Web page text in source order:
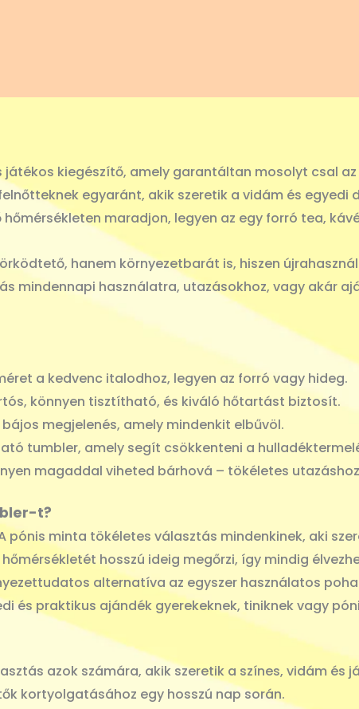
játékos kiegészítő, amely garantáltan mosolyt csal
egyaránt, akik szeretik a vidám és
maradjon, legyen az egy forró tea,
hanem környezetbarát is, hiszen
mindennapi használatra, utazásokhoz, vagy akár
a kedvenc italodhoz, legyen az forró vagy hideg.
könnyen tisztítható, és kiváló hőtartást biztosít.
bájos megjelenés, amely mindenkit elbűvöl.
tumbler, amely segít csökkenteni a
magaddal viheted bárhová – tökéletes
t?
pónis minta tökéletes választás mindenkinek, aki
hosszú ideig megőrzi, így mindig
alternatíva az egyszer használatos
és praktikus ajándék gyerekeknek, tiniknek vagy
azok számára, akik szeretik a színes, vidám és
kortyolgatásához egy hosszú nap során.